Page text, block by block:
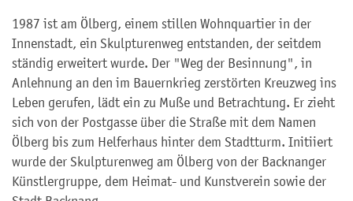
1987 ist am Ölberg, einem stillen Wohnquartier in der
Innenstadt, ein Skulpturenweg entstanden, der seitdem
ständig erweitert wurde. Der "Weg der Besinnung", in
Anlehnung an den im Bauernkrieg zerstörten Kreuzweg ins
Leben gerufen, lädt ein zu Muße und Betrachtung. Er zieht
sich von der Postgasse über die Straße mit dem Namen
Ölberg bis zum Helferhaus hinter dem Stadtturm. Initiiert
wurde der Skulpturenweg am Ölberg von der Backnanger
Künstlergruppe, dem Heimat- und Kunstverein sowie der